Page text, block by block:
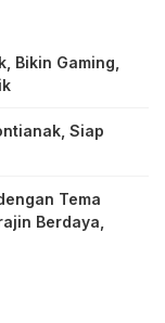
Bikin Gaming,
Siap
Tema
Berdaya,